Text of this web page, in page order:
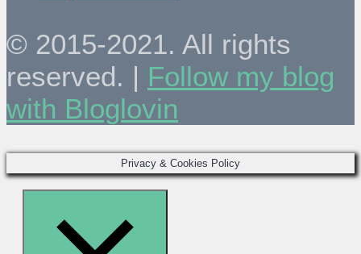
© 2015-2021. All rights
reserved. | Follow my blog
with Bloglovin
Privacy & Cookies Policy